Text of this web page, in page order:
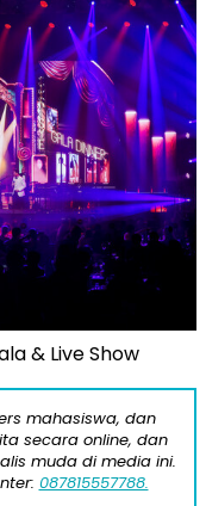
& Live Show
mahasiswa, dan
secara online, dan
muda di media ini.
087815557788.